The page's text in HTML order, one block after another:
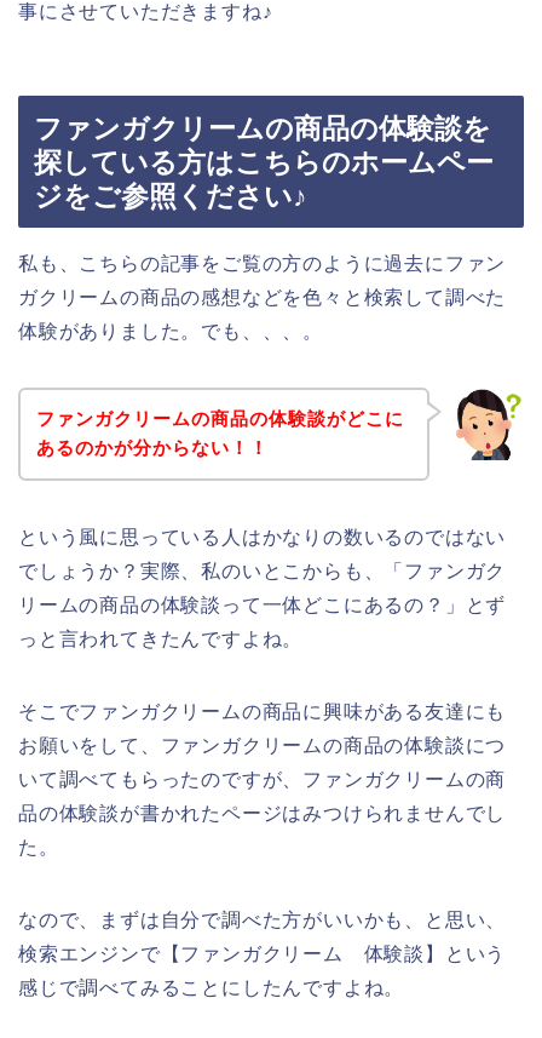
事にさせていただきますね♪
ファンガクリームの商品の体験談を
探している方はこちらのホームペー
ジをご参照ください♪
私も、こちらの記事をご覧の方のように過去にファン
ガクリームの商品の感想などを色々と検索して調べた
体験がありました。でも、、、。
ファンガクリームの商品の体験談がどこに
あるのかが分からない！！
という風に思っている人はかなりの数いるのではない
でしょうか？実際、私のいとこからも、「ファンガク
リームの商品の体験談って一体どこにあるの？」とず
っと言われてきたんですよね。
そこでファンガクリームの商品に興味がある友達にも
お願いをして、ファンガクリームの商品の体験談につ
いて調べてもらったのですが、ファンガクリームの商
品の体験談が書かれたページはみつけられませんでし
た。
なので、まずは自分で調べた方がいいかも、と思い、
検索エンジンで【ファンガクリーム 体験談】という
感じで調べてみることにしたんですよね。